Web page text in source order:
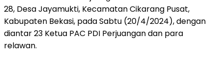
28, Desa Jayamukti, Kecamatan Cikarang Pusat,
Kabupaten Bekasi, pada Sabtu (20/4/2024), dengan
diantar 23 Ketua PAC PDI Perjuangan dan para
relawan.